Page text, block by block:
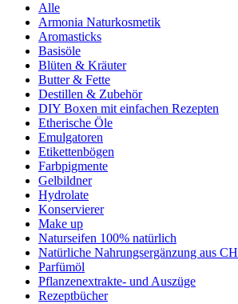
Alle
Armonia Naturkosmetik
Aromasticks
Basisöle
Blüten & Kräuter
Butter & Fette
Destillen & Zubehör
DIY Boxen mit einfachen Rezepten
Etherische Öle
Emulgatoren
Etikettenbögen
Farbpigmente
Gelbildner
Hydrolate
Konservierer
Make up
Naturseifen 100% natürlich
Natürliche Nahrungsergänzung aus CH
Parfümöl
Pflanzenextrakte- und Auszüge
Rezeptbücher